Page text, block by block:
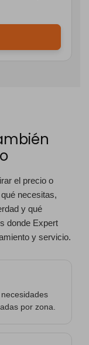
el precio o
necesitas,
y qué
donde Expert
y servicio.
por zona.